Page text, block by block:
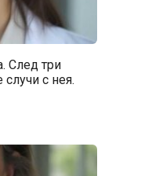
След три
с нея.